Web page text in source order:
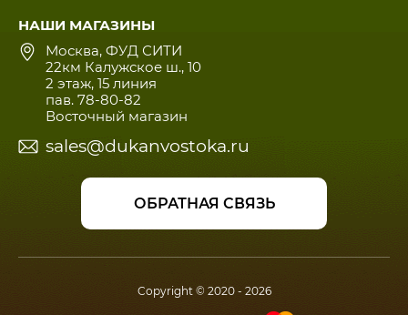
НАШИ МАГАЗИНЫ
Москва, ФУД СИТИ
22км Калужское ш., 10
2 этаж, 15 линия
пав. 78-80-82
Восточный магазин
sales@dukanvostoka.ru
ОБРАТНАЯ СВЯЗЬ
Copyright © 2020 - 2026